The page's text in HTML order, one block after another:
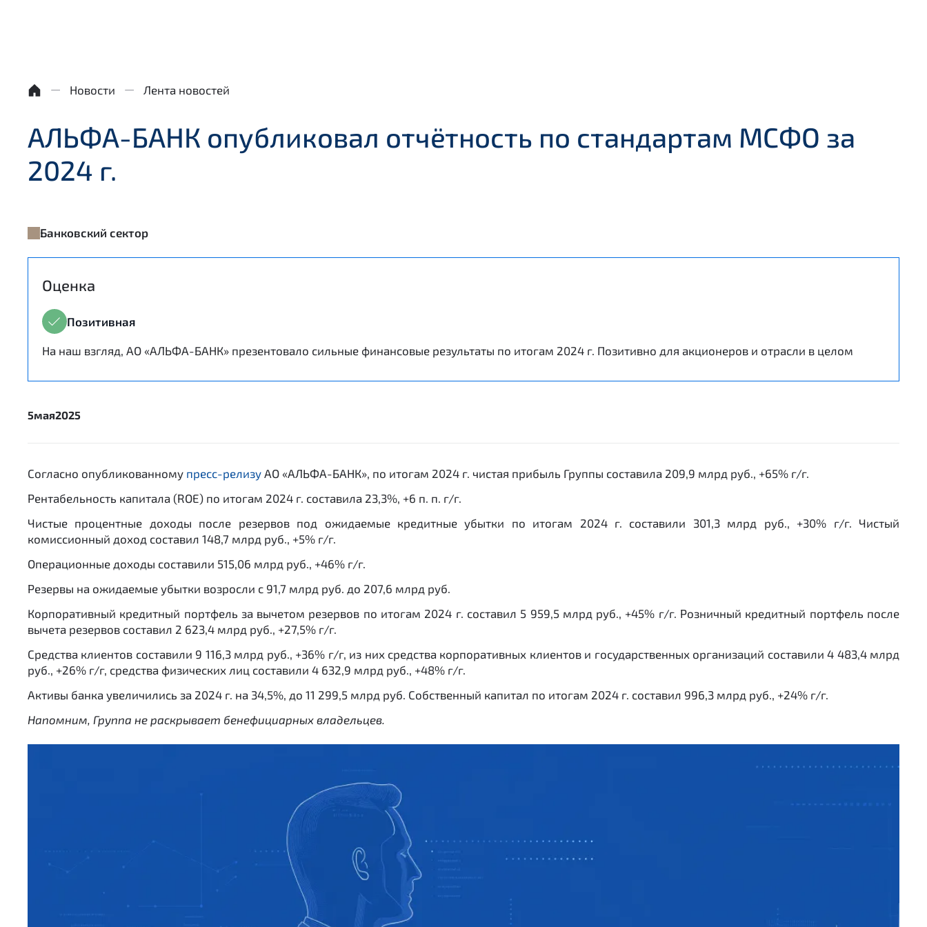
Новости Лента новостей
АЛЬФА-БАНК опубликовал отчётность по стандартам МСФО за
2024 г.
Банковский сектор
Оценка
Позитивная
На наш взгляд, АО «АЛЬФА-БАНК» презентовало сильные финансовые результаты по итогам 2024 г. Позитивно для акционеров и отрасли в целом
5мая2025
Согласно опубликованному пресс-релизу АО «АЛЬФА-БАНК», по итогам 2024 г. чистая прибыль Группы составила 209,9 млрд руб., +65% г/г.
Рентабельность капитала (ROE) по итогам 2024 г. составила 23,3%, +6 п. п. г/г.
Чистые процентные доходы после резервов под ожидаемые кредитные убытки по итогам 2024 г. составили 301,3 млрд руб., +30% г/г. Чистый
комиссионный доход составил 148,7 млрд руб., +5% г/г.
Операционные доходы составили 515,06 млрд руб., +46% г/г.
Резервы на ожидаемые убытки возросли с 91,7 млрд руб. до 207,6 млрд руб.
Корпоративный кредитный портфель за вычетом резервов по итогам 2024 г. составил 5 959,5 млрд руб., +45% г/г. Розничный кредитный портфель после
вычета резервов составил 2 623,4 млрд руб., +27,5% г/г.
Средства клиентов составили 9 116,3 млрд руб., +36% г/г, из них средства корпоративных клиентов и государственных организаций составили 4 483,4 млрд
руб., +26% г/г, средства физических лиц составили 4 632,9 млрд руб., +48% г/г.
Активы банка увеличились за 2024 г. на 34,5%, до 11 299,5 млрд руб. Собственный капитал по итогам 2024 г. составил 996,3 млрд руб., +24% г/г.
Напомним, Группа не раскрывает бенефициарных владельцев.